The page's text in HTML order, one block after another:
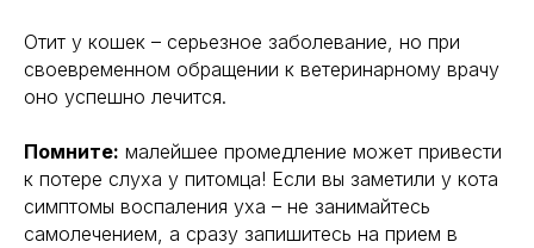
Отит у кошек – серьезное заболевание, но при
своевременном обращении к ветеринарному врачу
оно успешно лечится.
Помните: малейшее промедление может привести
к потере слуха у питомца! Если вы заметили у кота
симптомы воспаления уха – не занимайтесь
самолечением, а сразу запишитесь на прием в